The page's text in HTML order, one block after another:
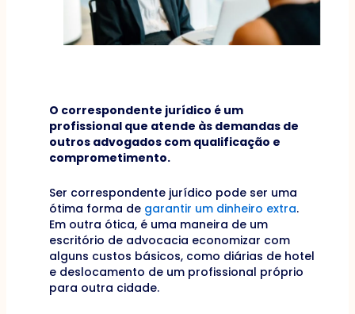
O correspondente jurídico é um
profissional que atende às demandas de
outros advogados com qualificação e
comprometimento.
Ser correspondente jurídico pode ser uma
ótima forma de garantir um dinheiro extra.
Em outra ótica, é uma maneira de um
escritório de advocacia economizar com
alguns custos básicos, como diárias de hotel
e deslocamento de um profissional próprio
para outra cidade.